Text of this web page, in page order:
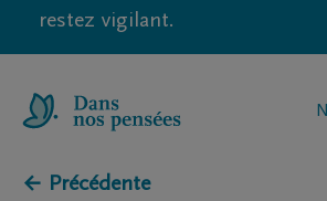
restez vigilant.
← Précédente